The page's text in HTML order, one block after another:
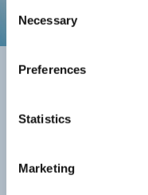
Selection
Necessary
Preferences
Statistics
Marketing